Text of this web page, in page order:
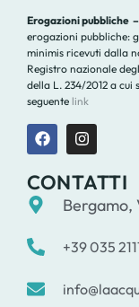
Erogazioni pubbliche –
erogazioni pubbliche:
minimis ricevuti dalla
Registro nazionale
della L. 234/2012 a cui
seguente link
CONTATTI
Bergamo,
+39 035